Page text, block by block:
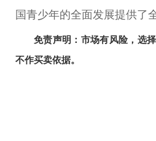
国青少年的全面发展提供了
免责声明：市场有风险，选
不作买卖依据。